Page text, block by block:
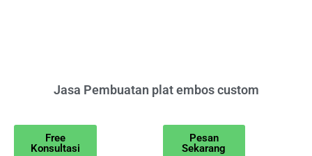
Jasa Pembuatan plat embos custom
Free
Konsultasi
Pesan
Sekarang